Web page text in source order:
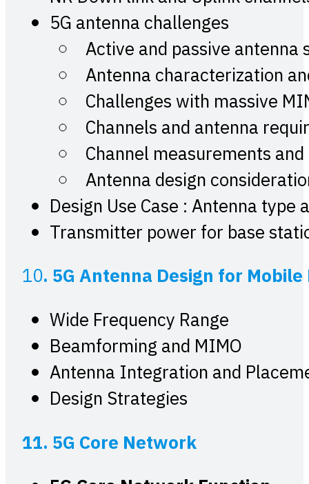
5G antenna challenges
Active and passive antenna
Antenna characterization
Challenges with massive
Channels and antenna
Channel measurements
Antenna design
Design Use Case : Antenna
Transmitter power for base
10. 5G Antenna Design for
Wide Frequency Range
Beamforming and MIMO
Antenna Integration and
Design Strategies
11. 5G Core Network